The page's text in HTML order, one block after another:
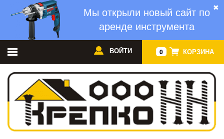
✖
Мы открыли новый сайт по
аренде инструмента
0 КОРЗИНА
ВОЙТИ